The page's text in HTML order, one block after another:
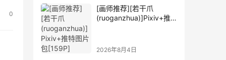
0
[画师推荐][若干爪
(ruoganzhua)]Pixiv+推
2026年8月4日